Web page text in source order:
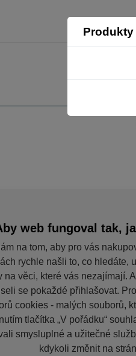
Produkty
web fungoval tak,
na tom, aby pro vás
rychle našli to, co hledáte,
na věci, které vás nezajímají.
se pokaždé přihlašovat.
cookies - malých souborů,
tlačítka „V pořádku“
smysluplné a užitečné
kdykoli změnit na